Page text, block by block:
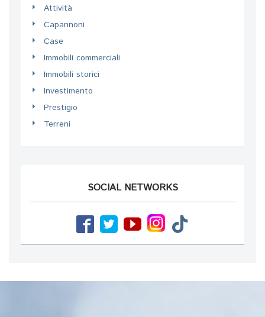
Attività
Capannoni
Case
Immobili commerciali
Immobili storici
Investimento
Prestigio
Terreni
SOCIAL NETWORKS